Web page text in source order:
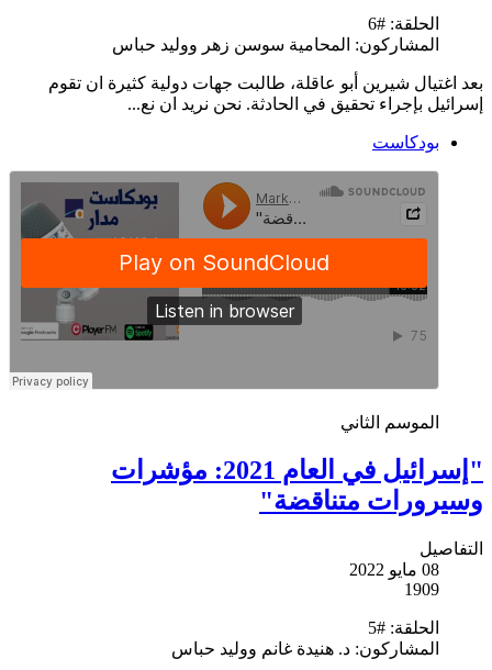
الحلقة: #6
المشاركون: المحامية سوسن زهر ووليد حباس
بعد اغتيال شيرين أبو عاقلة، طالبت جهات دولية كثيرة ان تقوم
إسرائيل بإجراء تحقيق في الحادثة. نحن نريد ان نع...
بودكاست
الموسم الثاني
"إسرائيل في العام 2021: مؤشرات
وسيرورات متناقضة"
التفاصيل
08 مايو 2022
1909
الحلقة: #5
المشاركون: د. هنيدة غانم ووليد حباس